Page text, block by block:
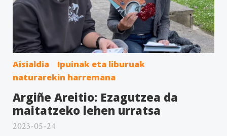
Aisialdia
Ipuinak eta liburuak
naturarekin harremana
Argiñe Areitio: Ezagutzea da
maitatzeko lehen urratsa
2023-05-24